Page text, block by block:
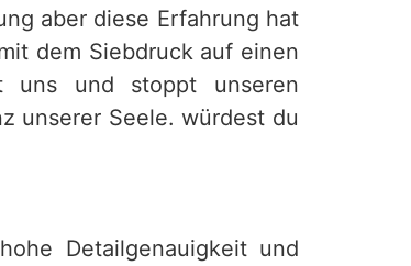
aber diese Erfahrung hat
dem Siebdruck auf einen
uns und stoppt unseren
unserer Seele. würdest du
Detailgenauigkeit und